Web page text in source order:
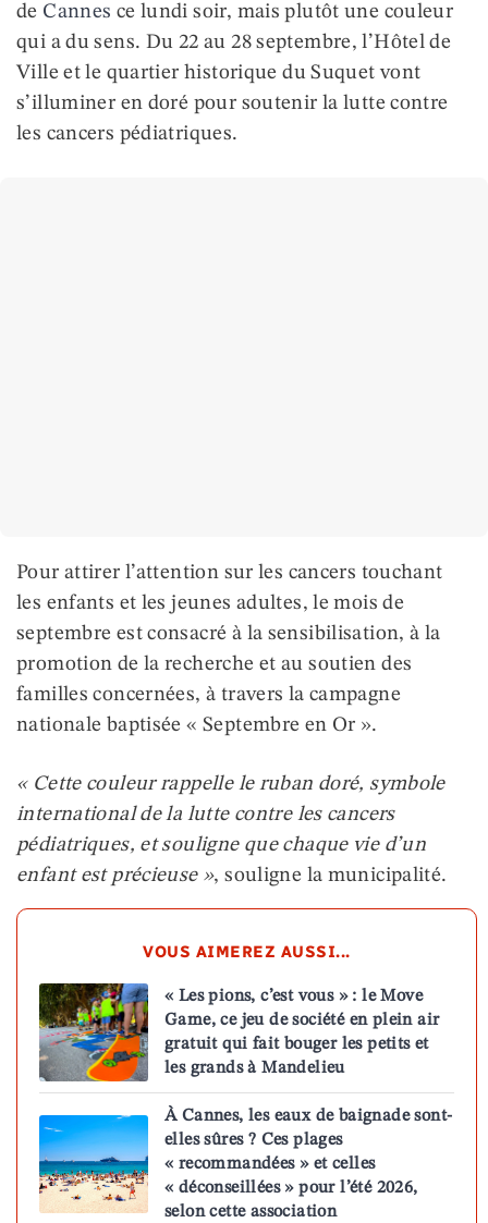
de Cannes ce lundi soir, mais plutôt une couleur
qui a du sens. Du 22 au 28 septembre, l’Hôtel de
Ville et le quartier historique du Suquet vont
s’illuminer en doré pour soutenir la lutte contre
les cancers pédiatriques.
Pour attirer l’attention sur les cancers touchant
les enfants et les jeunes adultes, le mois de
septembre est consacré à la sensibilisation, à la
promotion de la recherche et au soutien des
familles concernées, à travers la campagne
nationale baptisée « Septembre en Or ».
« Cette couleur rappelle le ruban doré, symbole
international de la lutte contre les cancers
pédiatriques, et souligne que chaque vie d’un
enfant est précieuse », souligne la municipalité.
VOUS AIMEREZ AUSSI...
« Les pions, c’est vous » : le Move
Game, ce jeu de société en plein air
gratuit qui fait bouger les petits et
les grands à Mandelieu
À Cannes, les eaux de baignade sont-
elles sûres ? Ces plages
« recommandées » et celles
« déconseillées » pour l’été 2026,
selon cette association